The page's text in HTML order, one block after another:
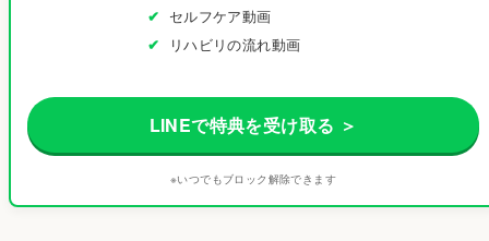
セルフケア動画
リハビリの流れ動画
LINEで特典を受け取る ＞
※いつでもブロック解除できます